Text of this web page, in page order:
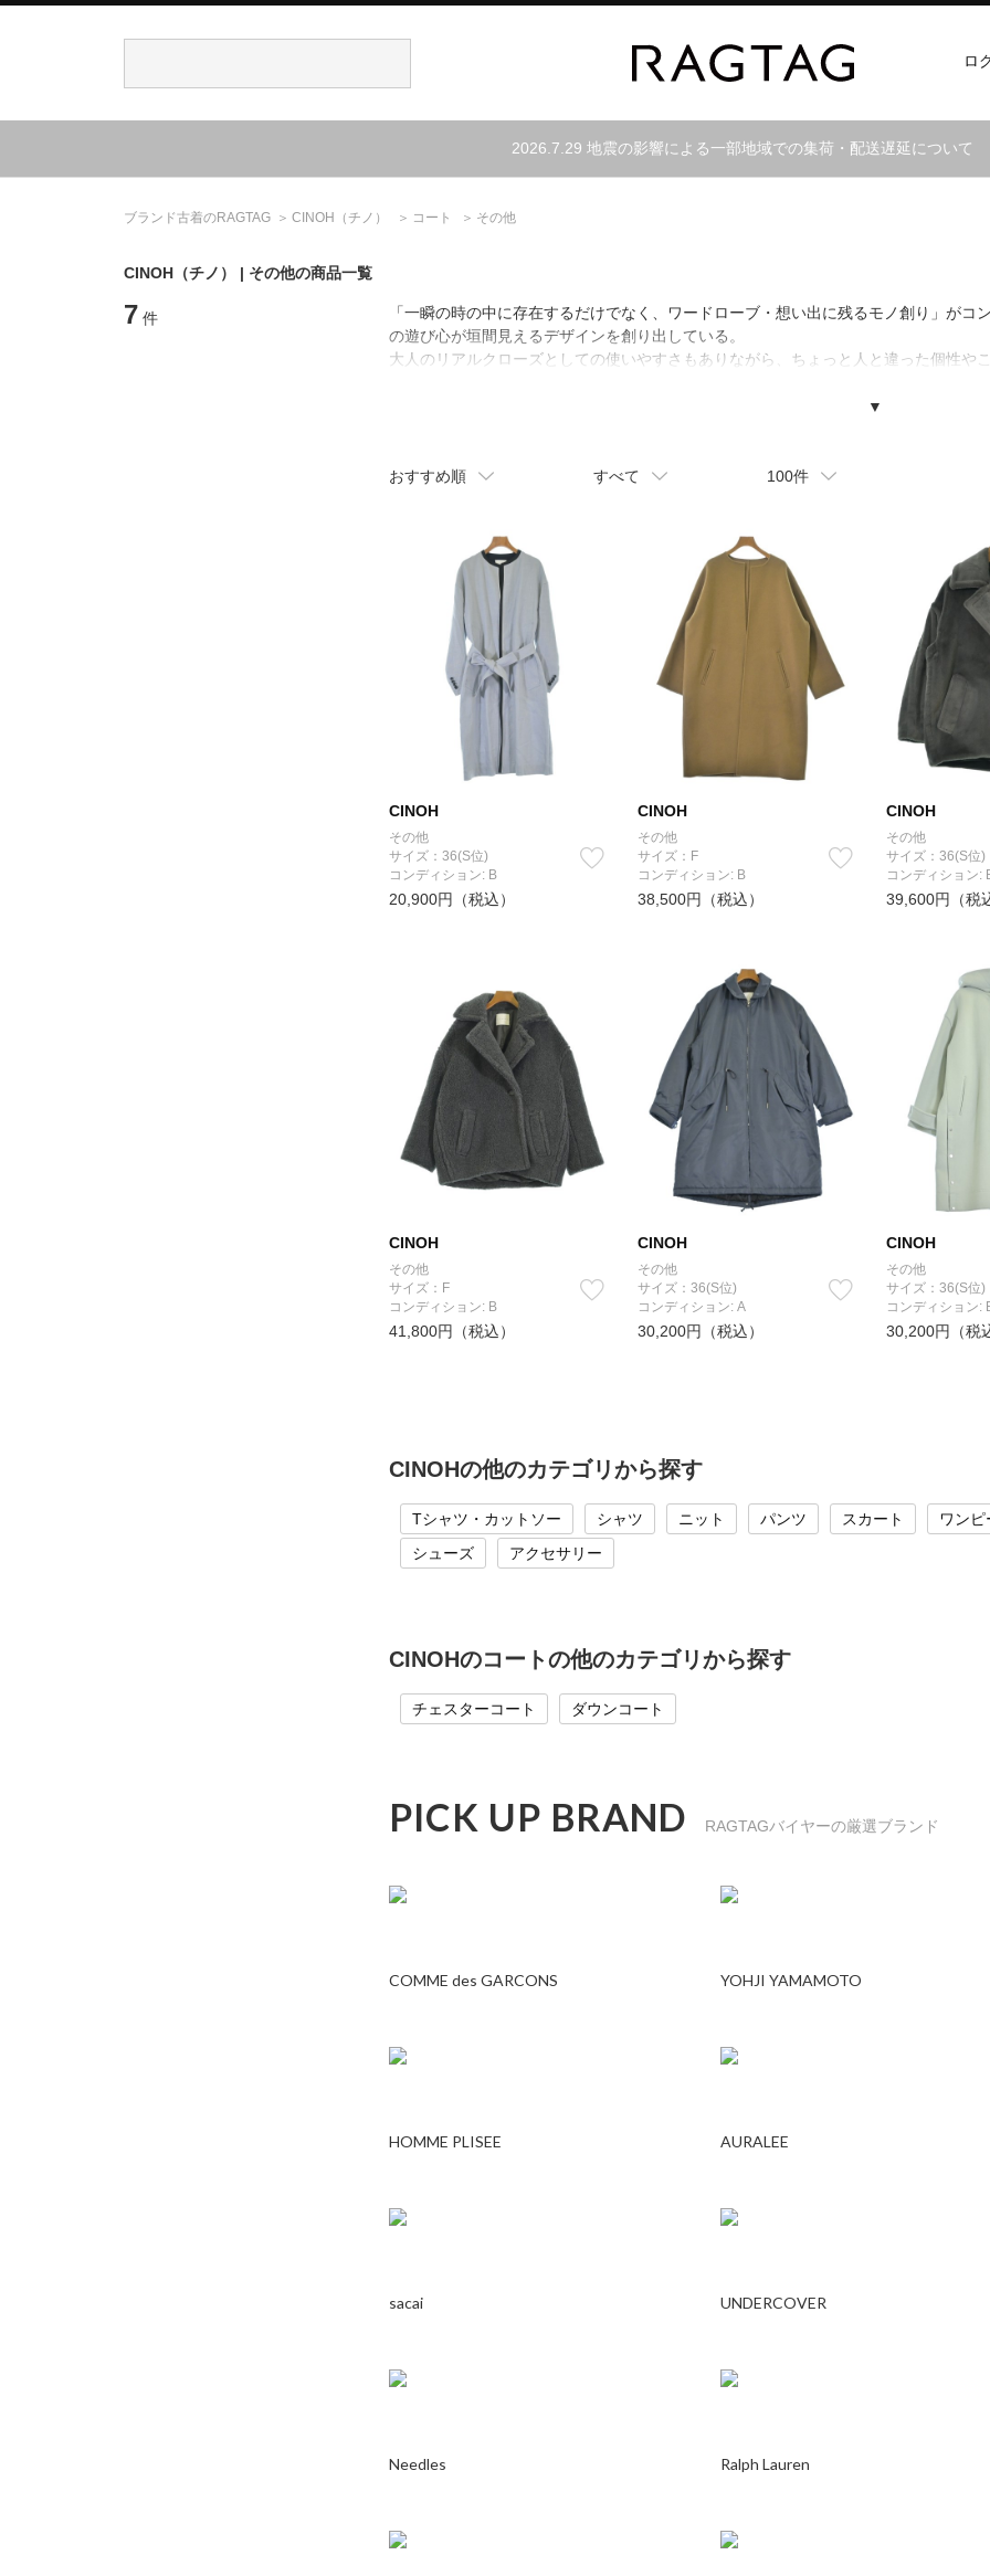
ロ
2026.7.29 地震の影響による一部地域での集荷・配送遅延について
ブランド古着のRAGTAG CINOH （チノ） コート その他
CINOH （チノ） | その他の商品一覧
7 件
「一瞬の時の中に存在するだけでなく、ワードローブ・想い出に残るモノ創り」が
の遊び心が垣間見えるデザインを創り出している。
大人のリアルクローズとしての使いやすさもありながら、ちょっと人と違った個性や
▼
おすすめ順 すべて 100件
CINOH
その他
サイズ：36(S位)
コンディション: B
20,900円（税込）
CINOH
その他
サイズ：F
コンディション: B
38,500円（税込）
CINOH
その他
サイズ：36(S位)
コンディション:
39,600円（税
CINOH
その他
サイズ：F
コンディション: B
41,800円（税込）
CINOH
その他
サイズ：36(S位)
コンディション: A
30,200円（税込）
CINOH
その他
サイズ：36(S位)
コンディション:
30,200円（税
CINOHの他のカテゴリから探す
Tシャツ・カットソー シャツ ニット パンツ スカート
ワンピ
シューズ
アクセサリー
CINOHのコートの他のカテゴリから探す
チェスターコート ダウンコート
PICK UP BRAND RAGTAGバイヤーの厳選ブランド
COMME des GARCONS YOHJI YAMAMOTO
HOMME PLISEE AURALEE
sacai UNDERCOVER
Needles Ralph Lauren